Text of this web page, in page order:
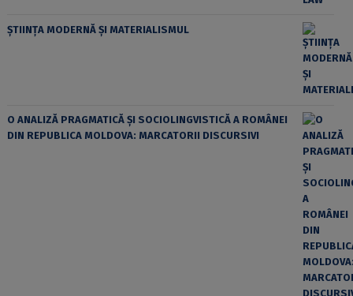
ȘTIINȚA MODERNĂ ȘI MATERIALISMUL
O ANALIZĂ PRAGMATICĂ ȘI SOCIOLINGVISTICĂ A ROMÂNEI
DIN REPUBLICA MOLDOVA: MARCATORII DISCURSIVI